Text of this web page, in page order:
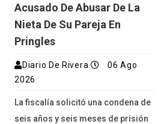
Acusado De Abusar De La
Nieta De Su Pareja En
Pringles
Diario De Rivera
06 Ago
2026
La fiscalía solicitó una condena de
seis años y seis meses de prisión